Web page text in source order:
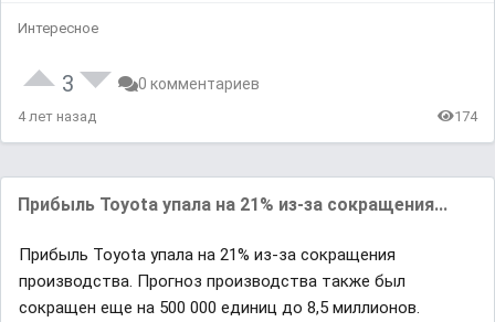
Интересное
3 0 комментариев
4 лет назад 174
Прибыль Toyota упала на 21% из-за сокращения...
Прибыль Toyota упала на 21% из-за сокращения
производства. Прогноз производства также был
сокращен еще на 500 000 единиц до 8,5 миллионов.